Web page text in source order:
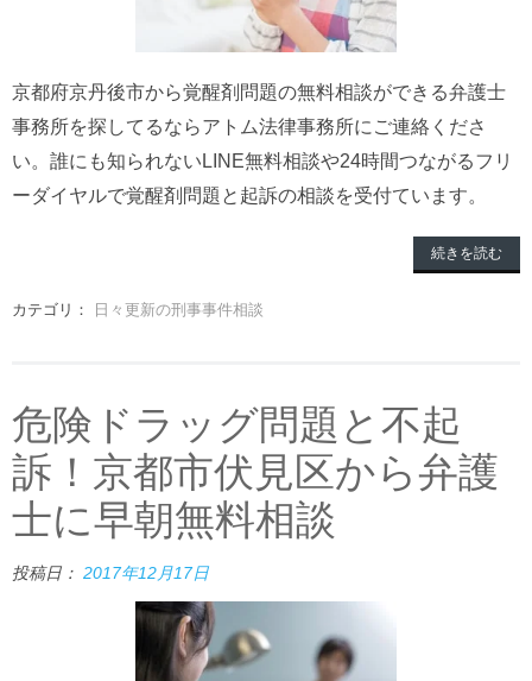
京都府京丹後市から覚醒剤問題の無料相談ができる弁護士
事務所を探してるならアトム法律事務所にご連絡くださ
い。誰にも知られないLINE無料相談や24時間つながるフリ
ーダイヤルで覚醒剤問題と起訴の相談を受付ています。
続きを読む
カテゴリ： 日々更新の刑事事件相談
危険ドラッグ問題と不起
訴！京都市伏見区から弁護
士に早朝無料相談
投稿日： 2017年12月17日